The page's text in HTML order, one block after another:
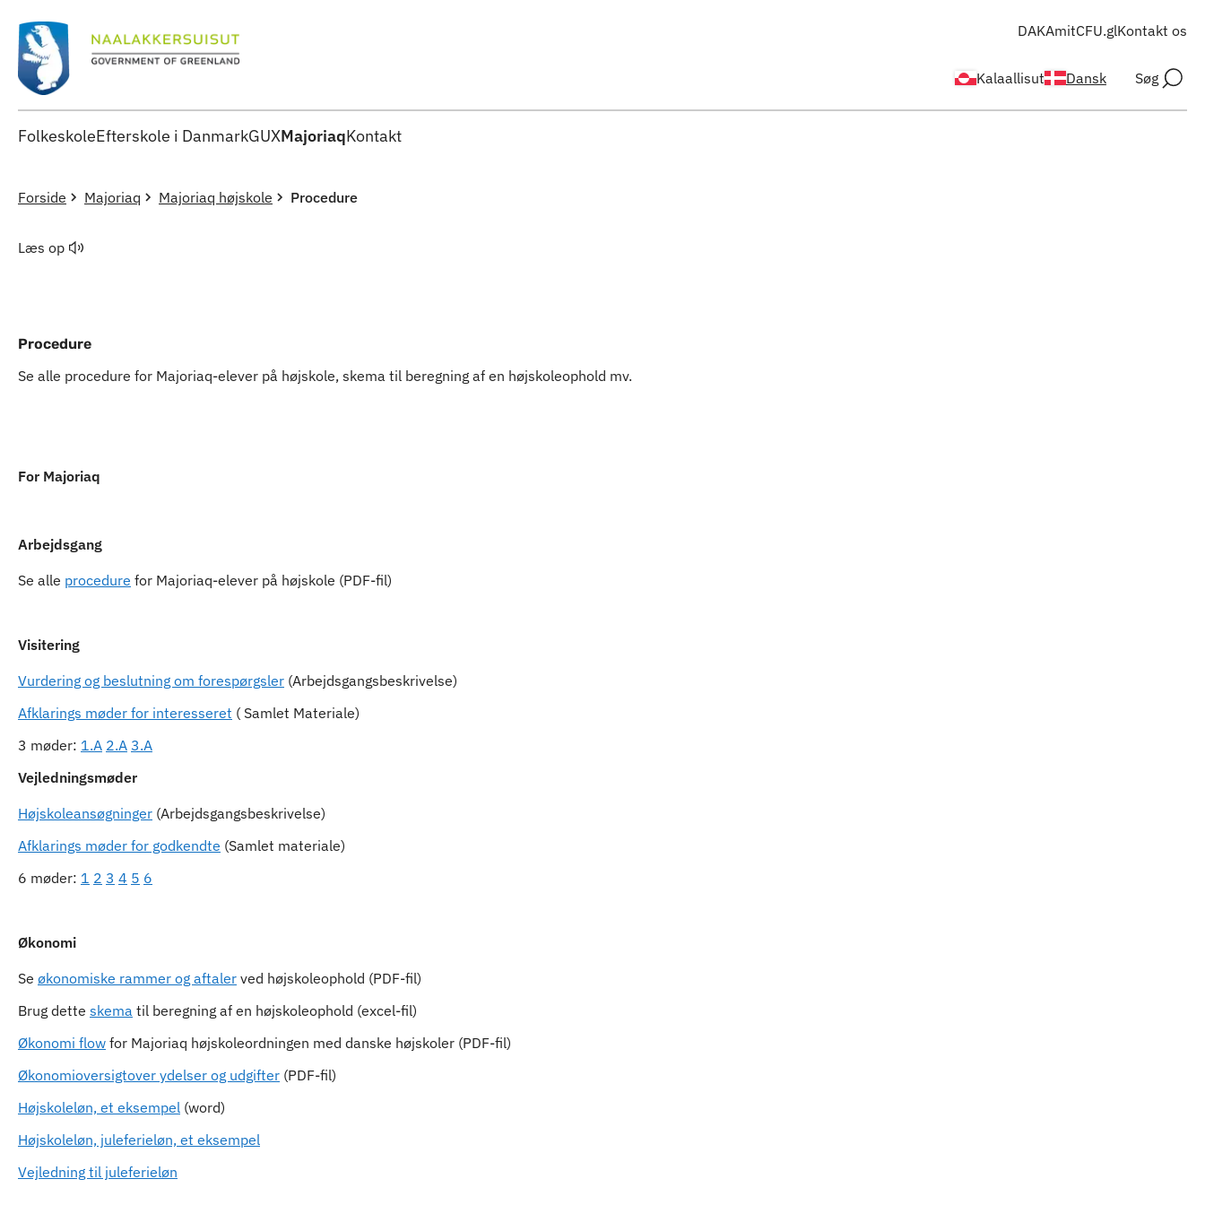
Kalaallisut Dansk Søg
DAKAmitCFU.glKontakt os
FolkeskoleEfterskole i DanmarkGUXMajoriaqKontakt
Forside Majoriaq Majoriaq højskole Procedure
Læs op
Procedure
Se alle procedure for Majoriaq-elever på højskole, skema til beregning af en højskoleophold mv.
Indhold
For Majoriaq
Arbejdsgang
Se alle procedure for Majoriaq-elever på højskole (PDF-fil)
Visitering
Vurdering og beslutning om forespørgsler (Arbejdsgangsbeskrivelse)
Afklarings møder for interesseret ( Samlet Materiale)
3 møder: 1.A 2.A 3.A
Vejledningsmøder
Højskoleansøgninger (Arbejdsgangsbeskrivelse)
Afklarings møder for godkendte (Samlet materiale)
6 møder: 1 2 3 4 5 6
Økonomi
Se økonomiske rammer og aftaler ved højskoleophold (PDF-fil)
Brug dette skema til beregning af en højskoleophold (excel-fil)
Økonomi flow for Majoriaq højskoleordningen med danske højskoler (PDF-fil)
Økonomioversigtover ydelser og udgifter (PDF-fil)
Højskoleløn, et eksempel (word)
Højskoleløn, juleferieløn, et eksempel
Vejledning til juleferieløn